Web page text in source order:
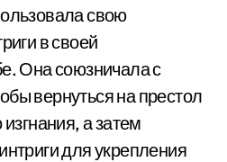
свою
в своей
Она союзничала с
вернуться на престол
а затем
для укрепления